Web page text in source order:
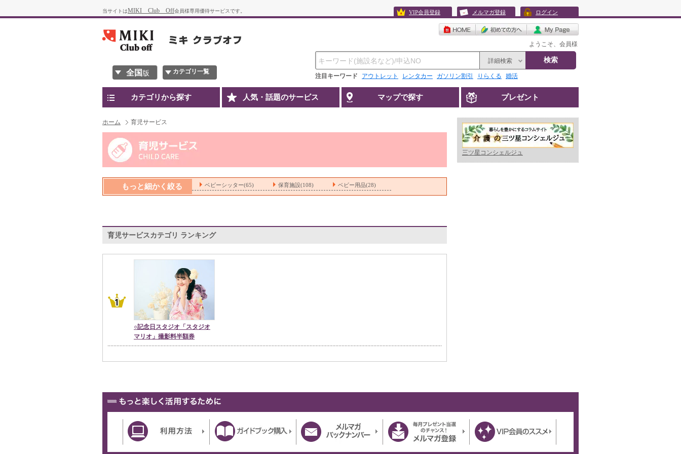
当サイトはMIKI Club Off会員様専用優待サービスです。 VIP会員登録 メルマガ登録 ログイン
ようこそ、会員様
全国 版 カテゴリ一覧
詳細検索 検索
注目キーワード アウトレット レンタカー ガソリン割引 りらくる 婚活
カテゴリから探す 人気・話題のサービス マップで探す プレゼント
ホーム 育児サービス
もっと細かく絞る ベビーシッター(65) 保育施設(108) ベビー用品(28)
育児サービスカテゴリ ランキング
○記念日スタジオ「スタジオ
マリオ」撮影料半額券
三ツ星コンシェルジュ